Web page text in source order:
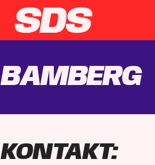
Bamberg
KONTAKT: